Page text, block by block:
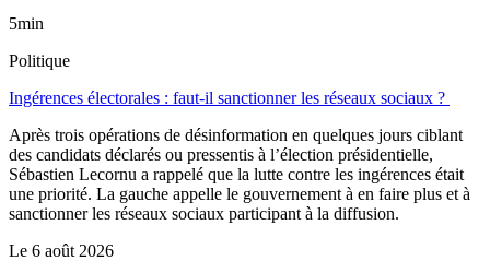
5min
Politique
Ingérences électorales : faut-il sanctionner les réseaux sociaux ?
Après trois opérations de désinformation en quelques jours ciblant
des candidats déclarés ou pressentis à l’élection présidentielle,
Sébastien Lecornu a rappelé que la lutte contre les ingérences était
une priorité. La gauche appelle le gouvernement à en faire plus et à
sanctionner les réseaux sociaux participant à la diffusion.
Le 6 août 2026